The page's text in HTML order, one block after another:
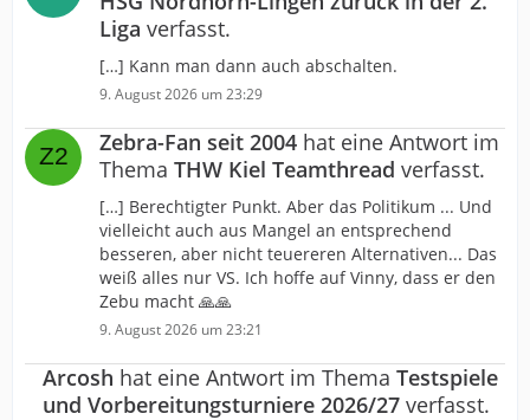
Liga verfasst.
[…] Kann man dann auch abschalten.
9. August 2026 um 23:29
Zebra-Fan seit 2004 hat eine Antwort im
Thema THW Kiel Teamthread verfasst.
[…] Berechtigter Punkt. Aber das Politikum ... Und
vielleicht auch aus Mangel an entsprechend
besseren, aber nicht teuereren Alternativen... Das
weiß alles nur VS. Ich hoffe auf Vinny, dass er den
Zebu macht 🙏🙏
9. August 2026 um 23:21
Arcosh hat eine Antwort im Thema Testspiele
und Vorbereitungsturniere 2026/27 verfasst.